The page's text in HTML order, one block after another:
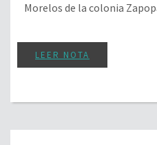
Morelos de la colonia
LEER NOTA